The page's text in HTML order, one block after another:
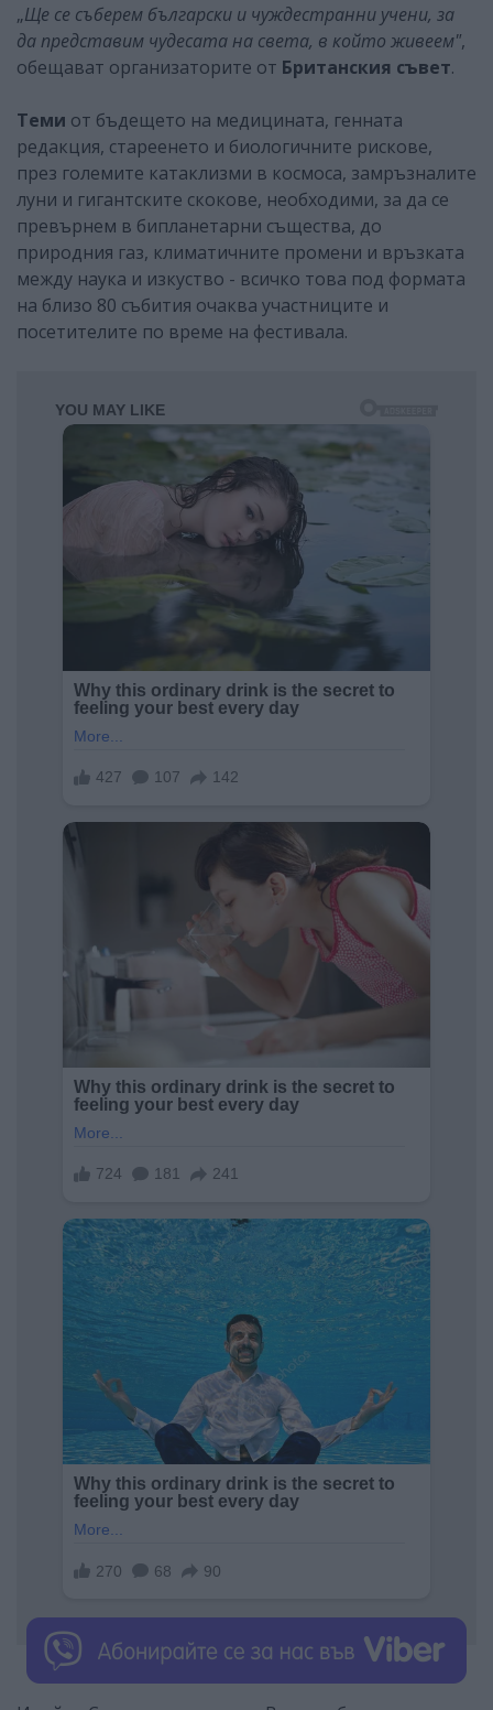
„Ще се съберем български и чуждестранни учени, за
да представим чудесата на света, в който живеем",
обещават организаторите от Британския съвет.
Теми от бъдещето на медицината, генната
редакция, стареенето и биологичните рискове,
през големите катаклизми в космоса, замръзналите
луни и гигантските скокове, необходими, за да се
превърнем в бипланетарни същества, до
природния газ, климатичните промени и връзката
между наука и изкуство - всичко това под формата
на близо 80 събития очаква участниците и
посетителите по време на фестивала.